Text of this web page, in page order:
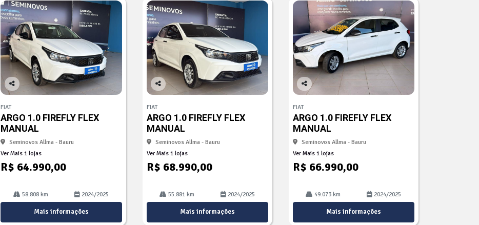
Co
arti
lhe
FIAT
ARGO 1.0 FIREFLY FLEX
MANUAL
Seminovos Allma - Bauru
Ver Mais 1 lojas
R$ 64.990,00
58.808 km 2024/2025
Mais informações
Co
arti
lhe
FIAT
ARGO 1.0 FIREFLY FLEX
MANUAL
Seminovos Allma - Bauru
Ver Mais 1 lojas
R$ 68.990,00
55.881 km 2024/2025
Mais informações
Co
arti
lhe
FIAT
ARGO 1.0 FIREFLY FLEX
MANUAL
Seminovos Allma - Bauru
Ver Mais 1 lojas
R$ 66.990,00
49.073 km 2024/2025
Mais informações